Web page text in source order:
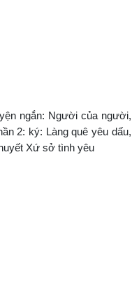
ngắn: Người của người,
2: ký: Làng quê yêu dấu,
Xứ sở tình yêu